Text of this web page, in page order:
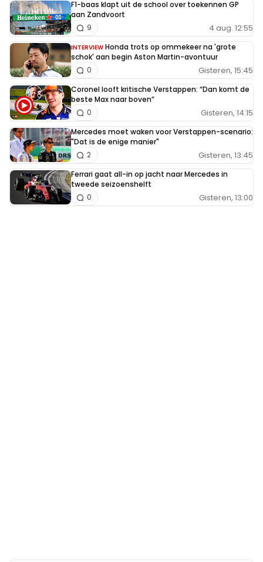
F1-baas klapt uit de school over toekennen GP
aan Zandvoort
4 aug. 12:55
9
INTERVIEW Honda trots op ommekeer na 'grote
schok' aan begin Aston Martin-avontuur
Gisteren, 15:45
0
Coronel looft kritische Verstappen: “Dan komt de
beste Max naar boven”
Gisteren, 14:15
0
Mercedes moet waken voor Verstappen-scenario:
"Dat is de enige manier"
Gisteren, 13:45
2
Ferrari gaat all-in op jacht naar Mercedes in
tweede seizoenshelft
Gisteren, 13:00
0